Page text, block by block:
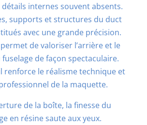
internes souvent absents.
supports et structures du duct
avec une grande précision.
de valoriser l’arrière et le
de façon spectaculaire.
renforce le réalisme technique et
de la maquette.
de la boîte, la finesse du
en résine saute aux yeux.